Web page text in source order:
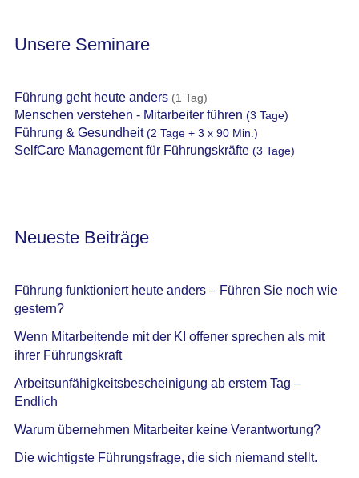
Unsere Seminare
Führung geht heute anders(1 Tag)
Menschen verstehen - Mitarbeiter führen (3 Tage)
Führung & Gesundheit(2 Tage + 3 x 90 Min.)
SelfCare Management für Führungskräfte(3 Tage)
Neueste Beiträge
Führung funktioniert heute anders – Führen Sie noch wie
gestern?
Wenn Mitarbeitende mit der KI offener sprechen als mit
ihrer Führungskraft
Arbeitsunfähigkeitsbescheinigung ab erstem Tag –
Endlich
Warum übernehmen Mitarbeiter keine Verantwortung?
Die wichtigste Führungsfrage, die sich niemand stellt.